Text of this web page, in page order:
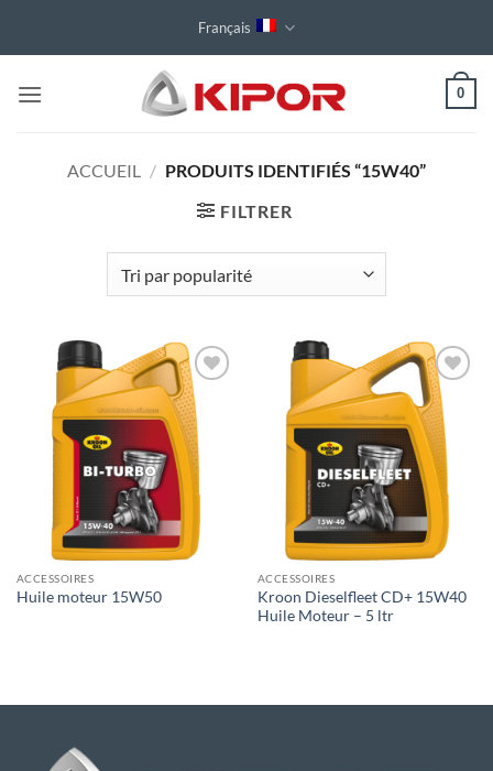
Français
0
ACCUEIL / PRODUITS IDENTIFIÉS “15W40”
FILTRER
Toevoegen
aan
wenslijst
ACCESSOIRES
Huile moteur 15W50
Toevoegen
aan
wenslijst
ACCESSOIRES
Kroon Dieselfleet CD+ 15W40
Huile Moteur – 5 ltr